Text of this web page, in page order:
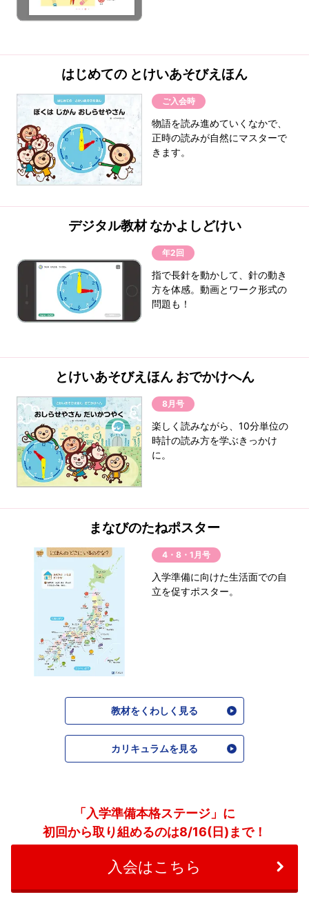
はじめての とけいあそびえほん
ご入会時
物語を読み進めていくなかで、
正時の読みが自然にマスターで
きます。
デジタル教材 なかよしどけい
年2回
指で長針を動かして、針の動き
方を体感。動画とワーク形式の
問題も！
とけいあそびえほん おでかけへん
8月号
楽しく読みながら、10分単位の
時計の読み方を学ぶきっかけ
に。
まなびのたねポスター
4・8・1月号
入学準備に向けた生活面での自
立を促すポスター。
教材をくわしく見る
カリキュラムを見る
「入学準備本格ステージ」に
初回から取り組めるのは8/16(日)まで！
入会はこちら